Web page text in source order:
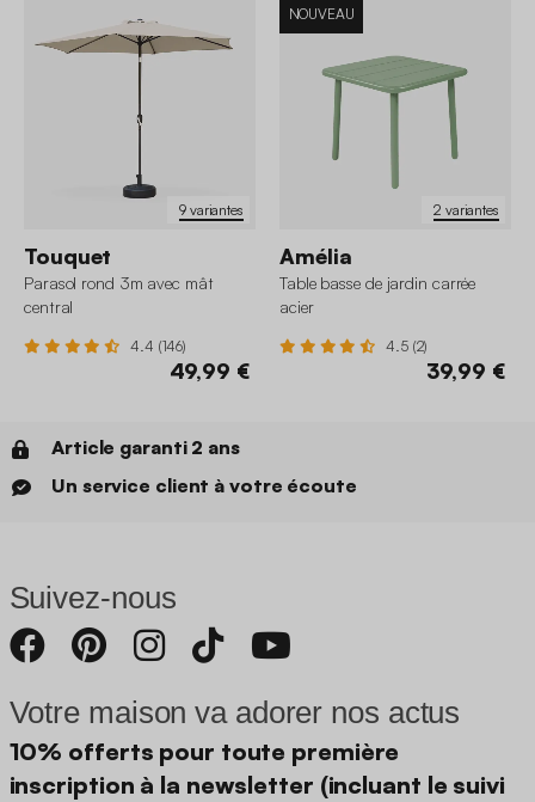
9 variantes
Touquet
Parasol rond 3m avec mât
central
4.4 (146)
49,99 €
2 variantes
NOUVEAU
Amélia
Table basse de jardin carrée
acier
4.5 (2)
39,99 €
Article garanti 2 ans
Un service client à votre écoute
Suivez-nous
Votre maison va adorer nos actus
10% offerts pour toute première
inscription à la newsletter (incluant le suivi